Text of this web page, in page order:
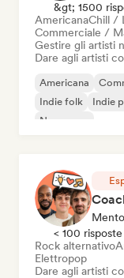
&gt; 1500
AmericanaChill /
Commerciale /
Gestire gli artisti
Dare agli artisti
Americana
Indie folk
Indie
New wave
< 100
Rock alternativo
Elettropop
Dare agli artisti